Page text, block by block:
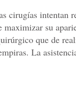
cirugías intentan
su
que de
La